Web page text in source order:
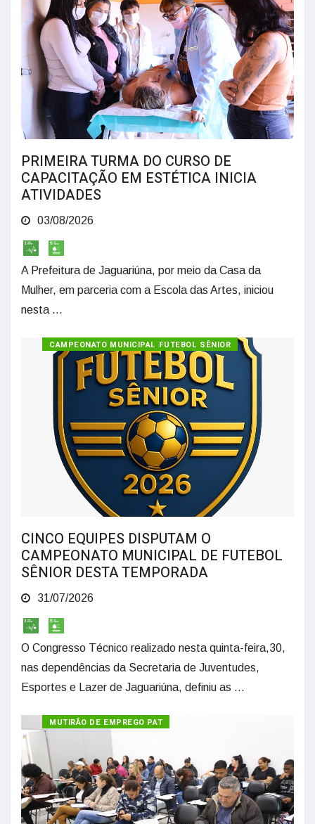
PRIMEIRA TURMA DO CURSO DE
CAPACITAÇÃO EM ESTÉTICA INICIA
ATIVIDADES
03/08/2026
A Prefeitura de Jaguariúna, por meio da Casa da
Mulher, em parceria com a Escola das Artes, iniciou
nesta ...
CAMPEONATO MUNICIPAL FUTEBOL SÊNIOR
CINCO EQUIPES DISPUTAM O
CAMPEONATO MUNICIPAL DE FUTEBOL
SÊNIOR DESTA TEMPORADA
31/07/2026
O Congresso Técnico realizado nesta quinta-feira,30,
nas dependências da Secretaria de Juventudes,
Esportes e Lazer de Jaguariúna, definiu as ...
MUTIRÃO DE EMPREGO PAT